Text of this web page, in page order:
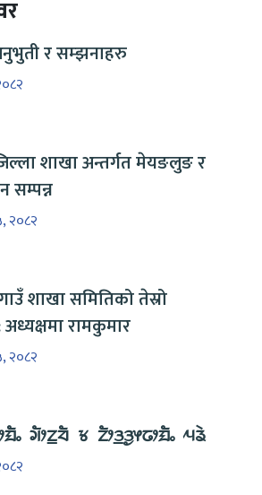
र सम्झनाहरु
शाखा अन्तर्गत मेयङलुङ र
२०८२
शाखा समितिको तेस्रो
रामकुमार
२०८२
ᤆᤥᤁ᤻ᤔᤠ ᤃ ᤁᤥᤋ᤻ᤋᤢᤶᤒᤣᤀᤠᤱ ᤘᤕᤧ